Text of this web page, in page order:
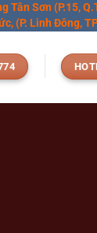
Tân Sơn (P.15,
(P. Linh Đông,